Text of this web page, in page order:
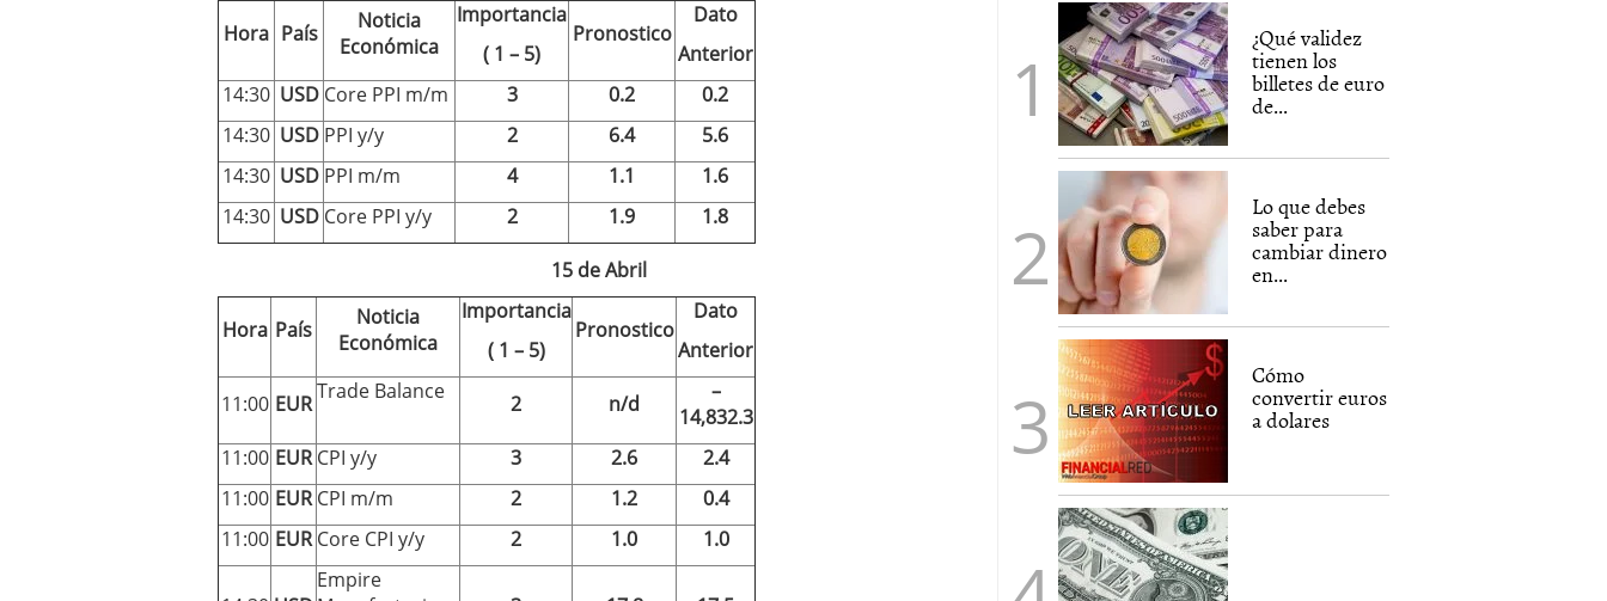
Hora País
Noticia
Económica
Importancia
( 1 – 5)
Pronostico
Dato
Anterior
14:30 USD Core PPI m/m 3 0.2
0.2
14:30 USD PPI y/y 2 6.4
5.6
14:30 USD PPI m/m 4 1.1
1.6
14:30 USD Core PPI y/y 2 1.9 1.8
15 de Abril
Hora País
Noticia
Económica
Importancia
( 1 – 5)
Pronostico
Dato
Anterior
11:00 EURTrade Balance 2 n/d
–
14,832.3
11:00 EUR CPI y/y 3 2.6
2.4
11:00 EUR CPI m/m 2 1.2
0.4
11:00 EUR Core CPI y/y 2 1.0 1.0
Empire
¿Qué validez
tienen los
billetes de euro
de...
Lo que debes
saber para
cambiar dinero
en...
Cómo
convertir euros
a dolares